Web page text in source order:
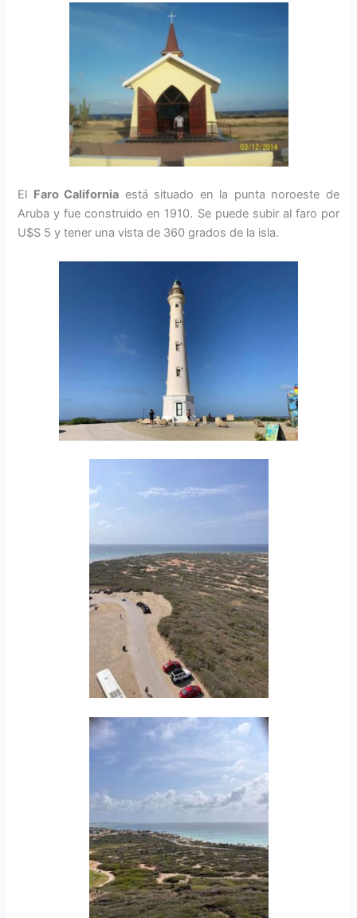
El Faro California está situado en la punta noroeste de
Aruba y fue construido en 1910. Se puede subir al faro por
U$S 5 y tener una vista de 360 grados de la isla.